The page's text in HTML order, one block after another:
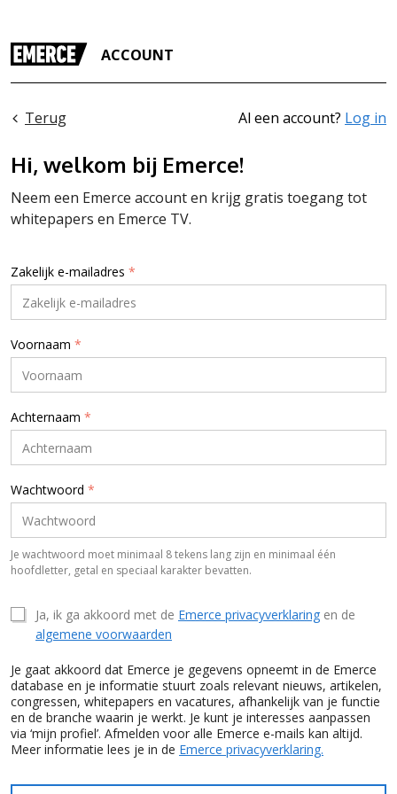
ACCOUNT
Terug Al een account? Log in
Hi, welkom bij Emerce!
Neem een Emerce account en krijg gratis toegang tot
whitepapers en Emerce TV.
Zakelijk e-mailadres *
Voornaam *
Achternaam *
Wachtwoord *
Je wachtwoord moet minimaal 8 tekens lang zijn en minimaal één
hoofdletter, getal en speciaal karakter bevatten.
Ja, ik ga akkoord met de Emerce privacyverklaring en de
algemene voorwaarden
Je gaat akkoord dat Emerce je gegevens opneemt in de Emerce
database en je informatie stuurt zoals relevant nieuws, artikelen,
congressen, whitepapers en vacatures, afhankelijk van je functie
en de branche waarin je werkt. Je kunt je interesses aanpassen
via ‘mijn profiel’. Afmelden voor alle Emerce e-mails kan altijd.
Meer informatie lees je in de Emerce privacyverklaring.